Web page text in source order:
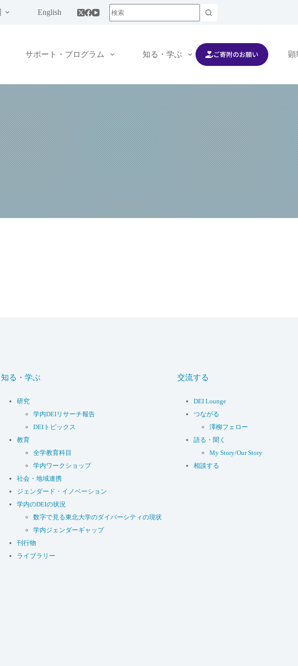
English
サポート・プログラム 知る・学ぶ 交流する 顕
ご寄附のお願い
知る・学ぶ
研究
学内DEIリサーチ報告
DEIトピックス
教育
全学教育科目
学内ワークショップ
社会・地域連携
ジェンダード・イノベーション
学内のDEIの状況
数字で見る東北大学のダイバーシティの現状
学内ジェンダーギャップ
刊行物
ライブラリー
交流する
DEI Lounge
つながる
澤柳フェロー
語る・聞く
My Story/Our Story
相談する